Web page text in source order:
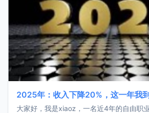
2025年：收入下降20%，这一年我
大家好，我是xiaoz，一名近4年的自由职